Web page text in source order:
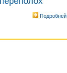
Подробней